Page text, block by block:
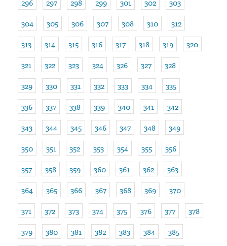
304
305 306 307 308 310
312
313
314 315 316 317 318 319
320
321
322 323 324 326 327
328
329
330 331 332 333 334
335
336
337 338 339 340 341
342
343
344 345 346 347 348
349
350
351 352 353 354 355
356
357
358 359 360 361 362
363
364
365 366 367 368 369
370
371
372 373 374 375 376 377
378
379
380 381 382 383 384
385